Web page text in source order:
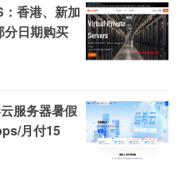
香港、新加
分日期购买
服务器暑假
月付15